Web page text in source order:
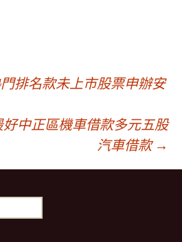
排名款未上市股票申辦安
中正區機車借款多元五股
汽車借款 →